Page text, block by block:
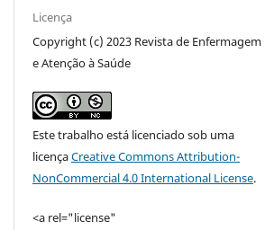
Licença
Copyright (c) 2023 Revista de Enfermagem
e Atenção à Saúde
Este trabalho está licenciado sob uma
licençaCreative Commons Attribution-
NonCommercial 4.0 International License.
<a rel="license"